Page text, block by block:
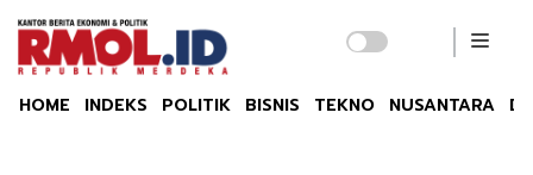
HOME INDEKS POLITIK BISNIS TEKNO NUSANTARA